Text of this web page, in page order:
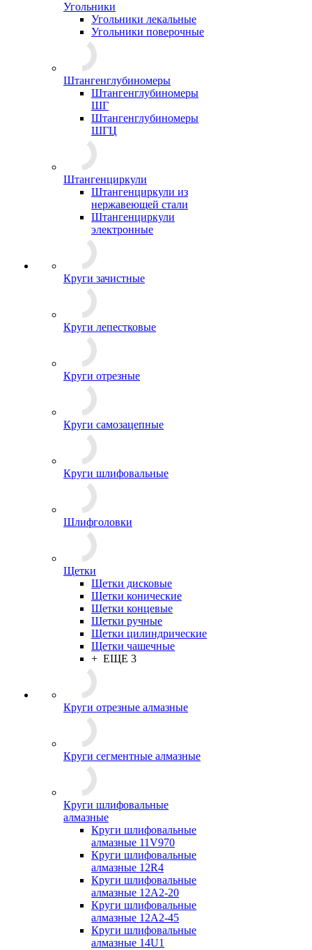
Угольники
Угольники лекальные
Угольники поверочные
Штангенглубиномеры
Штангенглубиномеры
ШГ
Штангенглубиномеры
ШГЦ
Штангенциркули
Штангенциркули из
нержавеющей стали
Штангенциркули
электронные
Круги зачистные
Круги лепестковые
Круги отрезные
Круги самозацепные
Круги шлифовальные
Шлифголовки
Щетки
Щетки дисковые
Щетки конические
Щетки концевые
Щетки ручные
Щетки цилиндрические
Щетки чашечные
+ ЕЩЕ 3
Круги отрезные алмазные
Круги сегментные алмазные
Круги шлифовальные
алмазные
Круги шлифовальные
алмазные 11V970
Круги шлифовальные
алмазные 12R4
Круги шлифовальные
алмазные 12А2-20
Круги шлифовальные
алмазные 12А2-45
Круги шлифовальные
алмазные 14U1